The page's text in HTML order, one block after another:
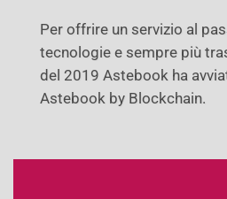
Per offrire un servizio al
tecnologie e sempre più
del 2019 Astebook ha
Astebook by Blockchain.